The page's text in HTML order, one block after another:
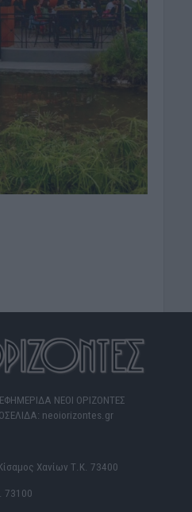
ΝΕΟΙ ΟΡΙΖΟΝΤΕΣ
neoiorizontes.gr
Χανίων Τ.Κ. 73400
73100